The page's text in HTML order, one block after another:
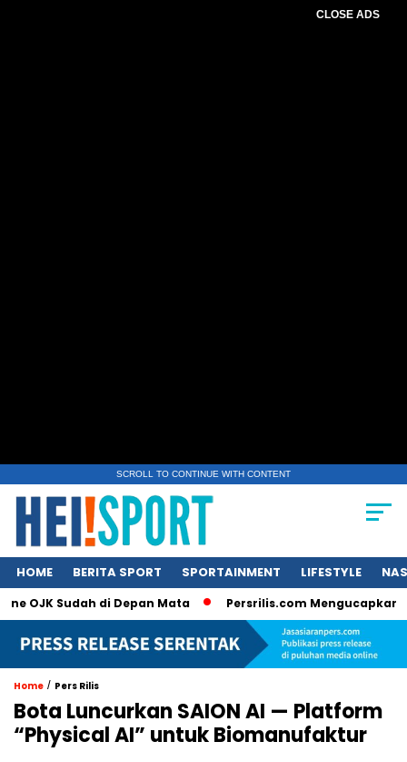
CLOSE ADS
SCROLL TO CONTINUE WITH CONTENT
HOME BERITA SPORT SPORTAINMENT LIFESTYLE
di Depan Mata Persrilis.com Mengucapkan Selamat
Home / Pers Rilis
Bota Luncurkan SAION AI — Platform
“Physical AI” untuk Biomanufaktur